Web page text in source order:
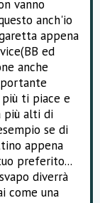
vanno
anch'io
appena
ed
anche
ti piace e
più alti di
se di
appena
preferito...
diverrà
come una